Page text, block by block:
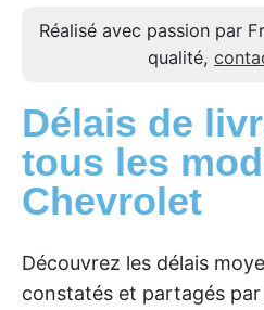
Réalisé avec passion par
qualité,
Délais de
tous les
Chevrolet
Découvrez les délais
constatés et partagés